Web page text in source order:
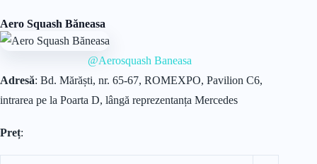
Aero Squash Băneasa
@Aerosquash Baneasa
Adresă: Bd. Mărăști, nr. 65-67, ROMEXPO, Pavilion C6,
intrarea pe la Poarta D, lângă reprezentanța Mercedes
Preț: